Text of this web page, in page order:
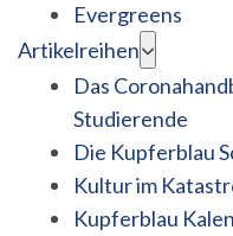
Evergreens
Artikelreihen
Das
Studierende
Die Kupferblau
Kultur im
Kupferblau